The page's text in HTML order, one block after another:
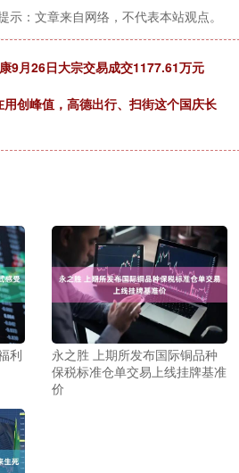
示：文章来自网络，不代表本站观点。
9月26日大宗交易成交1177.61万元
创峰值，高德出行、扫街这个国庆长
利
永之胜 上期所发布国际铜品种
保税标准仓单交易上线挂牌基准
价